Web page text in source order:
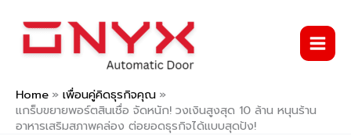
content
Home
เพื่อนคู่คิดธุรกิจคุณ
แกร็บขยายพอร์ตสินเชื่อ จัดหนัก! วงเงินสูงสุด 10 ล้าน หนุนร้าน
อาหารเสริมสภาพคล่อง ต่อยอดธุรกิจได้แบบสุดปัง!